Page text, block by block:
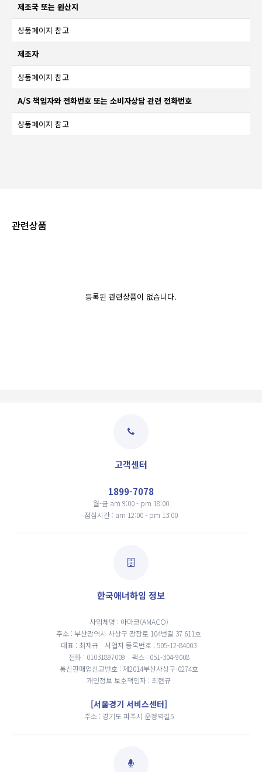
제조국 또는 원산지
상품페이지 참고
제조자
상품페이지 참고
A/S 책임자와 전화번호 또는 소비자상담 관련 전화번호
상품페이지 참고
관련상품
등록된 관련상품이 없습니다.
고객센터
1899-7078
월-금 am 9:00 - pm 18:00
점심시간 : am 12:00 - pm 13:00
한국애너하임 정보
사업체명 : 아마코(AMACO)
주소 : 부산광역시 사상구 광장로 104번길 37 611호
대표 : 최재규
사업자 등록번호 : 505-12-84003
전화 : 01031897009
팩스 : 051-304-9008
통신판매업신고번호 : 제2014부산사상구-0274호
개인정보 보호책임자 : 최현규
[서울경기 서비스센터]
주소 : 경기도 파주시 운정역길5